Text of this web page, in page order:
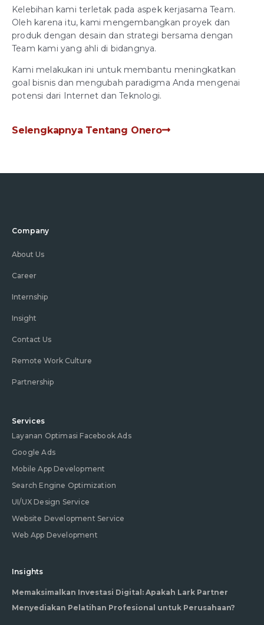
Kelebihan kami terletak pada aspek kerjasama Team.
Oleh karena itu, kami mengembangkan proyek dan
produk dengan desain dan strategi bersama dengan
Team kami yang ahli di bidangnya.
Kami melakukan ini untuk membantu meningkatkan
goal bisnis dan mengubah paradigma Anda mengenai
potensi dari Internet dan Teknologi.
Selengkapnya Tentang Onero
Company
About Us
Career
Internship
Insight
Contact Us
Remote Work Culture
Partnership
Services
Layanan Optimasi Facebook Ads
Google Ads
Mobile App Development
Search Engine Optimization
UI/UX Design Service
Website Development Service
Web App Development
Insights
Memaksimalkan Investasi Digital: Apakah Lark Partner
Menyediakan Pelatihan Profesional untuk Perusahaan?